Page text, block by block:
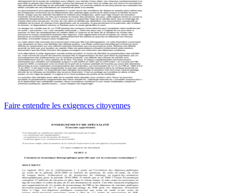
Faire entendre les exigences citoyennes